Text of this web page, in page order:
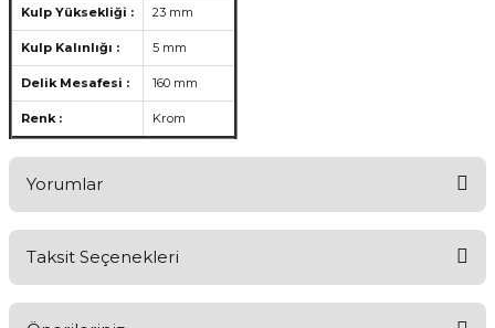
Kulp Yüksekliği : 23 mm
Kulp Kalınlığı : 5 mm
Delik Mesafesi : 160 mm
Renk : Krom
Yorumlar
Taksit Seçenekleri